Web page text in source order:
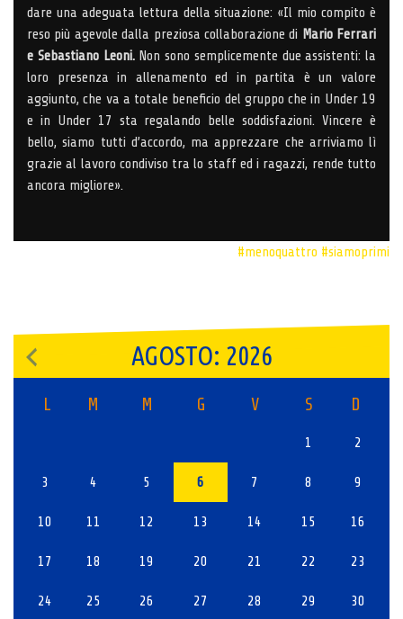
dare una adeguata lettura della situazione: «Il mio compito è
reso più agevole dalla preziosa collaborazione di Mario Ferrari
e Sebastiano Leoni.Non sono semplicemente due assistenti: la
loro presenza in allenamento ed in partita è un valore
aggiunto, che va a totale beneficio del gruppo che in Under 19
e in Under 17 sta regalando belle soddisfazioni. Vincere è
bello, siamo tutti d’accordo, ma apprezzare che arriviamo lì
grazie al lavoro condiviso tra lo staff ed i ragazzi, rende tutto
ancora migliore».
#menoquattro #siamoprimi
AGOSTO: 2026
L M M G V S D
1 2
3 4 5 6 7 8 9
10 11 12 13 14 15 16
17 18 19 20 21 22 23
24 25 26 27 28 29 30